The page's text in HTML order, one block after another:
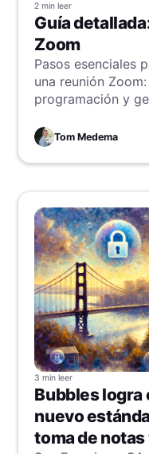
2 min leer
Guía
Zoom
Pasos esenciales
una reunión
programación y
Tom Medema
3 min leer
Bubbles logra
nuevo
toma de